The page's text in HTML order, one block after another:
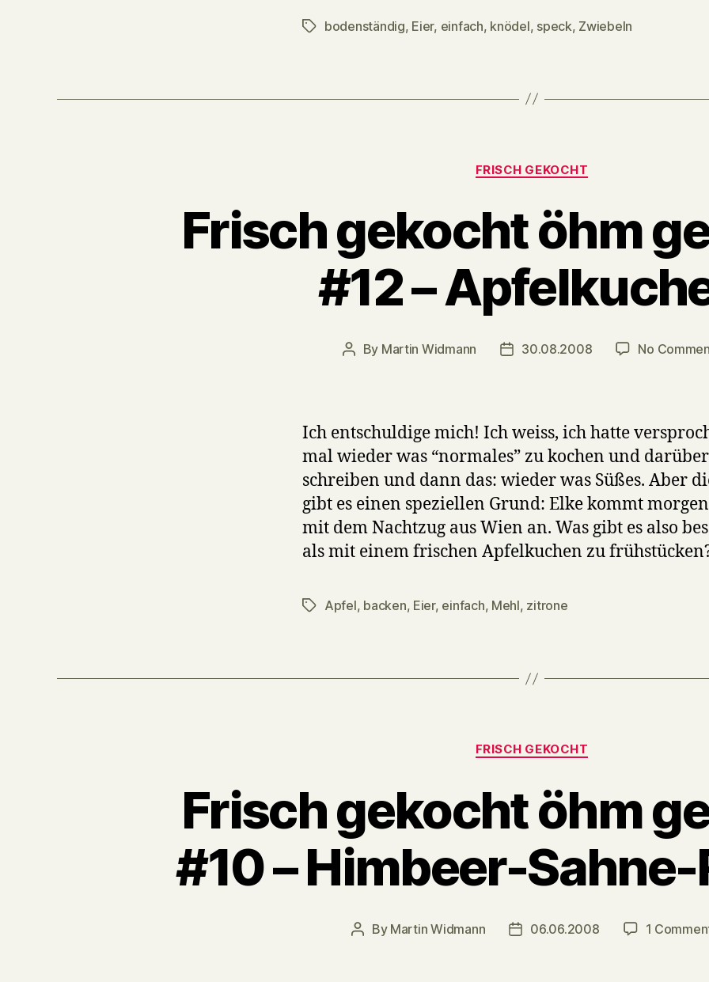
Tagsbodenständig, Eier, einfach, knödel, speck, Zwiebeln
Categories
FRISCH GEKOCHT
Frisch gekocht öhm
#12 –
Post
By Martin Widmann
Post30.08.2008 No
Ich entschuldige mich! Ich weiss, ich hatte
mal wieder was “normales” zu kochen und
schreiben und dann das: wieder was Süßes. Aber
gibt es einen speziellen Grund: Elke kommt
mit dem Nachtzug aus Wien an. Was gibt es also
als mit einem frischen Apfelkuchen zu
TagsApfel, backen, Eier, einfach, Mehl, zitrone
Categories
FRISCH GEKOCHT
Frisch gekocht öhm
#10 – Himbeer-
Post
By Martin Widmann
Post06.06.2008 1